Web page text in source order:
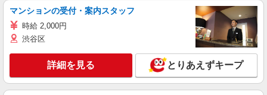
マンションの受付・案内スタッフ
時給 2,000円
渋谷区
詳細を見る とりあえずキープ